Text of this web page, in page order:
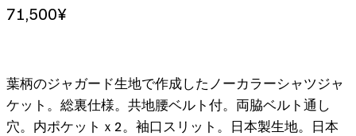
71,500¥
葉柄のジャガード生地で作成したノーカラーシャツジャ
ケット。総裏仕様。共地腰ベルト付。両脇ベルト通し
穴。内ポケットｘ2。袖口スリット。日本製生地。日本